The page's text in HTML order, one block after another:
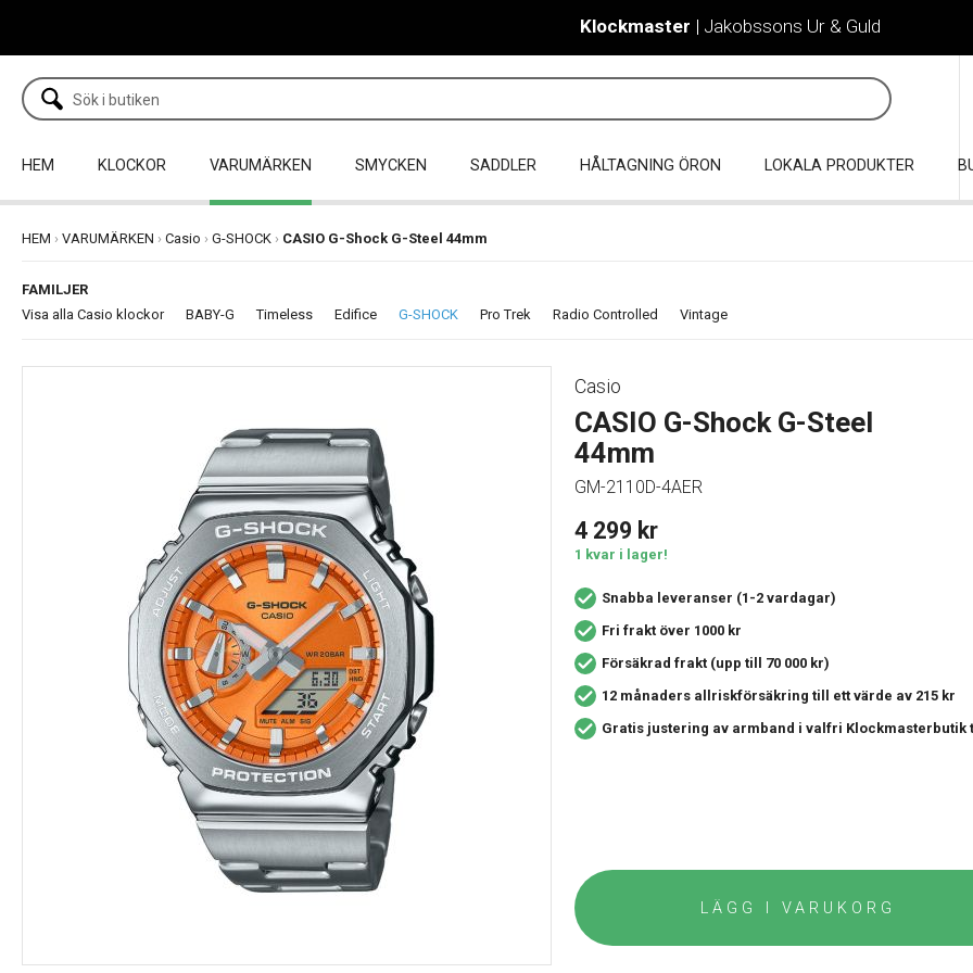
Klockmaster | Jakobssons Ur & Guld
HEM KLOCKOR VARUMÄRKEN SMYCKEN SADDLER HÅLTAGNING ÖRON LOKALA PRODUKTER
HEM › VARUMÄRKEN › Casio › G-SHOCK › CASIO G-Shock G-Steel 44mm
FAMILJER
Visa alla Casio klockor
BABY-G Timeless Edifice G-SHOCK Pro Trek Radio Controlled Vintage
Casio
CASIO G-Shock G-Steel
44mm
GM-2110D-4AER
4 299 kr
1 kvar i lager!
Snabba leveranser (1-2 vardagar)
Fri frakt över 1000 kr
Försäkrad frakt (upp till 70 000 kr)
12 månaders allriskförsäkring till ett värde av 215 kr
Gratis justering av armband i valfri Klockmasterbutik
LÄGG I VARUKORG